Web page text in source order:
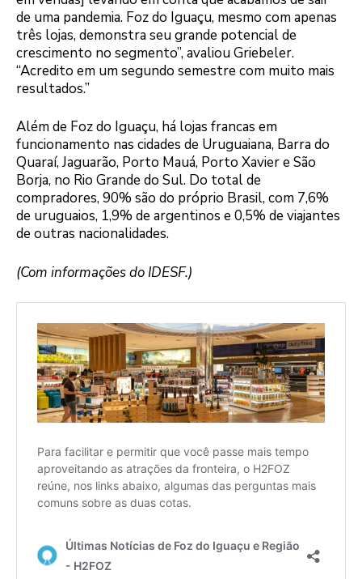
de uma pandemia. Foz do Iguaçu, mesmo com apenas
três lojas, demonstra seu grande potencial de
crescimento no segmento”, avaliou Griebeler.
“Acredito em um segundo semestre com muito mais
resultados.”
Além de Foz do Iguaçu, há lojas francas em
funcionamento nas cidades de Uruguaiana, Barra do
Quaraí, Jaguarão, Porto Mauá, Porto Xavier e São
Borja, no Rio Grande do Sul. Do total de
compradores, 90% são do próprio Brasil, com 7,6%
de uruguaios, 1,9% de argentinos e 0,5% de viajantes
de outras nacionalidades.
(Com informações do IDESF.)